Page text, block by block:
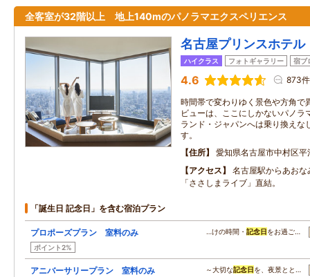
全客室が32階以上 地上140mのパノラマエクスペリエンス
名古屋プリンスホテ
ハイクラス フォトギャラリー 宿ブ
4.6 873件
時間帯で変わりゆく景色や方角で
ビューは、ここにしかないパノラ
ランド・ジャパンへは乗り換えな
す。
住所
愛知県名古屋市中村区
アクセス
名古屋駅からあお
「ささしまライブ」直結。
「誕生日 記念日」を含む宿泊プラン
プロポーズプラン 室料のみ
ポイント2%
…けの時間・ 記念日 をお過ご…
アニバーサリープラン 室料のみ ～大切な記念日 を、夜景とと…